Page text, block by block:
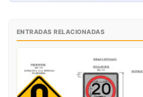
ENTRADAS RELACIONADAS